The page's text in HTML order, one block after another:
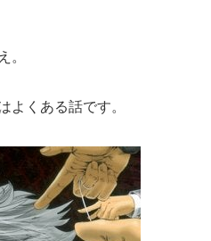
。
よくある話です。